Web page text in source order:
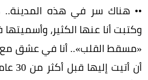
•• هناك سر في هذه المدينة..
وكتبت أنا عنها الكثير،
«مسقط القلب».. أنا في عشق
أن